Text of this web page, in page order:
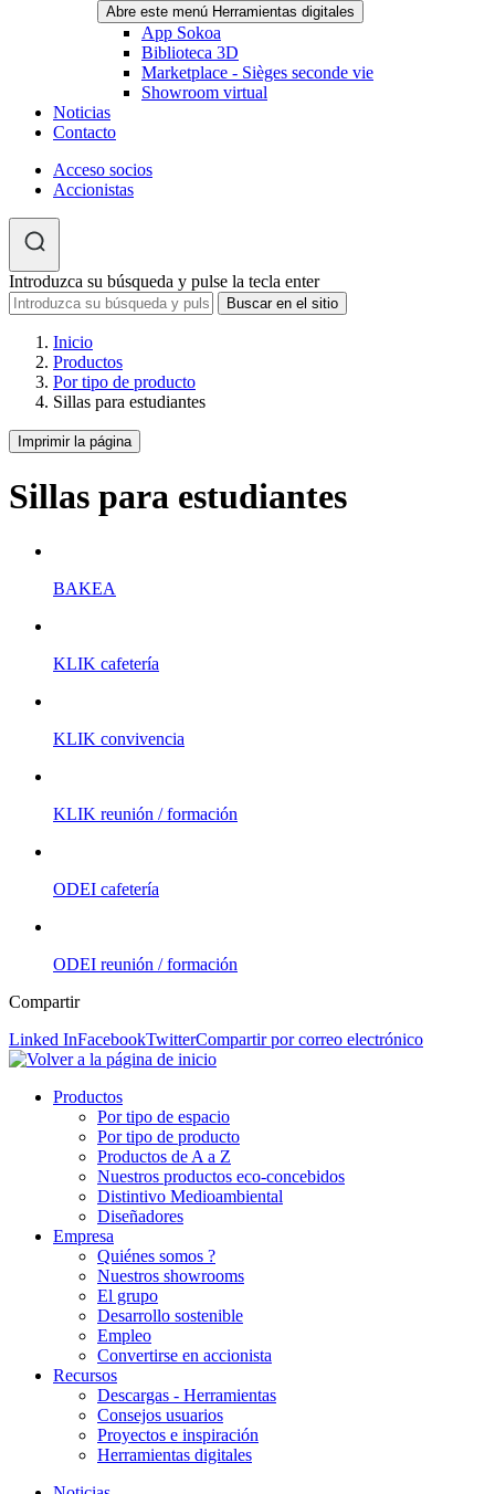
Abre este menú Herramientas digitales
App Sokoa
Biblioteca 3D
Marketplace - Sièges seconde vie
Showroom virtual
Noticias
Contacto
Acceso socios
Accionistas
Introduzca su búsqueda y pulse la tecla enter
Inicio
Productos
Por tipo de producto
Sillas para estudiantes
Imprimir la página
Sillas para estudiantes
BAKEA
KLIK cafetería
KLIK convivencia
KLIK reunión / formación
ODEI cafetería
ODEI reunión / formación
Compartir
Linked InFacebookTwitterCompartir por correo electrónico
Productos
Por tipo de espacio
Por tipo de producto
Productos de A a Z
Nuestros productos eco-concebidos
Distintivo Medioambiental
Diseñadores
Empresa
Quiénes somos ?
Nuestros showrooms
El grupo
Desarrollo sostenible
Empleo
Convertirse en accionista
Recursos
Descargas - Herramientas
Consejos usuarios
Proyectos e inspiración
Herramientas digitales